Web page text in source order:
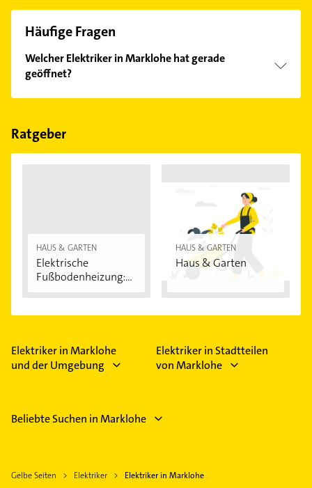
Häufige Fragen
Welcher Elektriker in Marklohe hat gerade
geöffnet?
Im Anbieter-Bereich finden Sie alleÖffnungszeiten.
Feiertagen abweichen können.
Ratgeber
HAUS & GARTEN
Elektrische
Fußbodenheizung:
HAUS & GARTEN
Haus & Garten
Elektriker in Marklohe
und der Umgebung
Elektriker in Stadtteilen
von Marklohe
Beliebte Suchen in Marklohe
Gelbe Seiten Elektriker Elektriker in Marklohe